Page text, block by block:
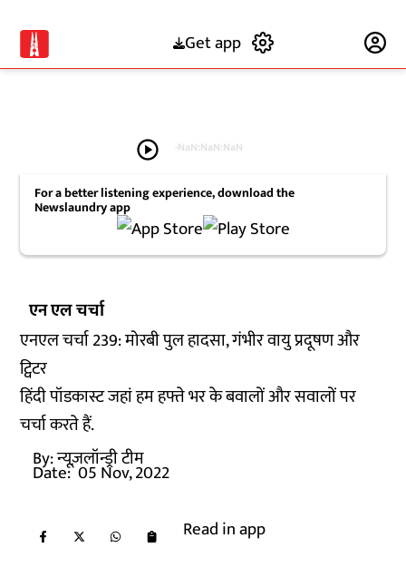
Get app
play_circle -NaN:NaN:NaN
For a better listening experience, download the
Newslaundry app
एन एल चर्चा
एनएल चर्चा 239: मोरबी पुल हादसा, गंभीर वायु प्रदूषण और
ट्विटर
हिंदी पॉडकास्ट जहां हम हफ्ते भर के बवालों और सवालों पर
चर्चा करते हैं.
By:न्यूज़लॉन्ड्री टीम
Date: 05 Nov, 2022
Read in app